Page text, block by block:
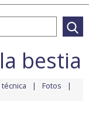
bestia
técnica Fotos